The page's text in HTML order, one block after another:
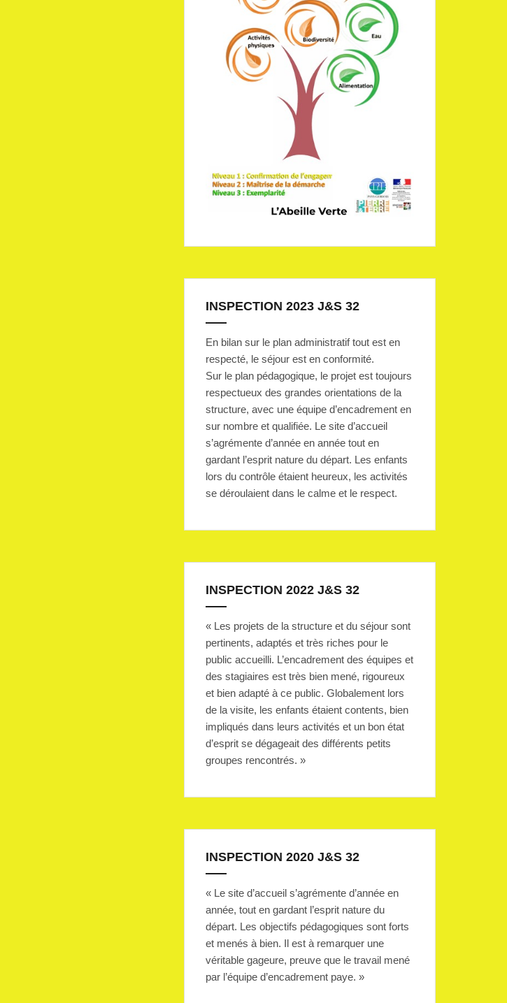
INSPECTION 2023 J&S 32
En bilan sur le plan administratif tout est en
respecté, le séjour est en conformité.
Sur le plan pédagogique, le projet est toujours
respectueux des grandes orientations de la
structure, avec une équipe d’encadrement en
sur nombre et qualifiée. Le site d’accueil
s’agrémente d’année en année tout en
gardant l’esprit nature du départ. Les enfants
lors du contrôle étaient heureux, les activités
se déroulaient dans le calme et le respect.
INSPECTION 2022 J&S 32
« Les projets de la structure et du séjour sont
pertinents, adaptés et très riches pour le
public accueilli. L’encadrement des équipes et
des stagiaires est très bien mené, rigoureux
et bien adapté à ce public. Globalement lors
de la visite, les enfants étaient contents, bien
impliqués dans leurs activités et un bon état
d’esprit se dégageait des différents petits
groupes rencontrés. »
INSPECTION 2020 J&S 32
« Le site d’accueil s’agrémente d’année en
année, tout en gardant l’esprit nature du
départ. Les objectifs pédagogiques sont forts
et menés à bien. Il est à remarquer une
véritable gageure, preuve que le travail mené
par l’équipe d’encadrement paye. »